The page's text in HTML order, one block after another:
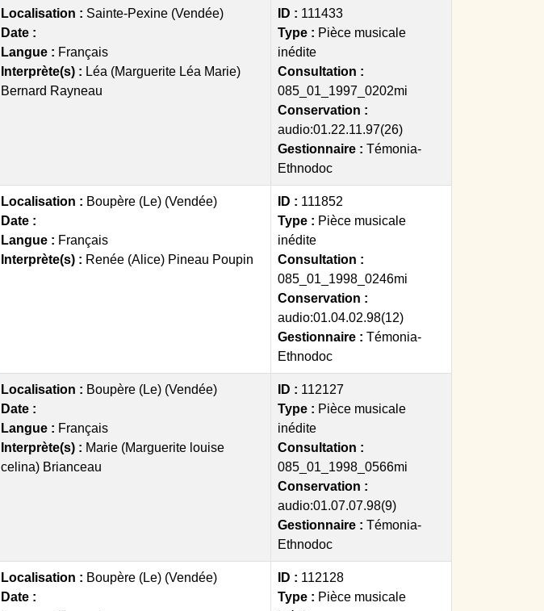
Localisation : Sainte-Pexine (Vendée)
Date :
Langue : Français
Interprète(s) : Léa (Marguerite Léa Marie)
Bernard Rayneau
ID : 111433
Type : Pièce musicale
inédite
Consultation :
085_01_1997_0202mi
Conservation :
audio:01.22.11.97(26)
Gestionnaire : Témonia-
Ethnodoc
Localisation : Boupère (Le) (Vendée)
Date :
Langue : Français
Interprète(s) : Renée (Alice) Pineau Poupin
ID : 111852
Type : Pièce musicale
inédite
Consultation :
085_01_1998_0246mi
Conservation :
audio:01.04.02.98(12)
Gestionnaire : Témonia-
Ethnodoc
Localisation : Boupère (Le) (Vendée)
Date :
Langue : Français
Interprète(s) : Marie (Marguerite louise
celina) Brianceau
ID : 112127
Type : Pièce musicale
inédite
Consultation :
085_01_1998_0566mi
Conservation :
audio:01.07.07.98(9)
Gestionnaire : Témonia-
Ethnodoc
Localisation : Boupère (Le) (Vendée)
Date :
ID : 112128
Type : Pièce musicale